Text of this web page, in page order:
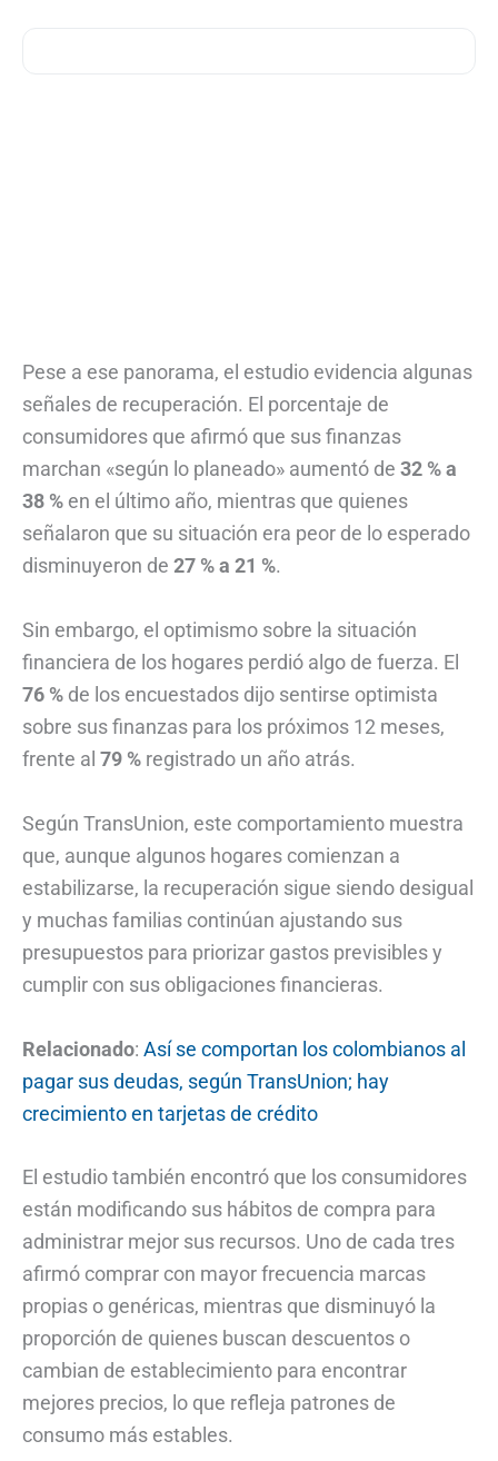
Pese a ese panorama, el estudio evidencia algunas
señales de recuperación. El porcentaje de
consumidores que afirmó que sus finanzas
marchan «según lo planeado» aumentó de 32 % a
38 % en el último año, mientras que quienes
señalaron que su situación era peor de lo esperado
disminuyeron de 27 % a 21 %.
Sin embargo, el optimismo sobre la situación
financiera de los hogares perdió algo de fuerza. El
76 % de los encuestados dijo sentirse optimista
sobre sus finanzas para los próximos 12 meses,
frente al 79 % registrado un año atrás.
Según TransUnion, este comportamiento muestra
que, aunque algunos hogares comienzan a
estabilizarse, la recuperación sigue siendo desigual
y muchas familias continúan ajustando sus
presupuestos para priorizar gastos previsibles y
cumplir con sus obligaciones financieras.
Relacionado: Así se comportan los colombianos al
pagar sus deudas, según TransUnion; hay
crecimiento en tarjetas de crédito
El estudio también encontró que los consumidores
están modificando sus hábitos de compra para
administrar mejor sus recursos. Uno de cada tres
afirmó comprar con mayor frecuencia marcas
propias o genéricas, mientras que disminuyó la
proporción de quienes buscan descuentos o
cambian de establecimiento para encontrar
mejores precios, lo que refleja patrones de
consumo más estables.